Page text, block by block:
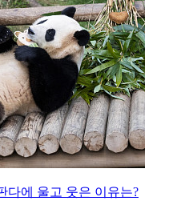
다에 울고 웃은 이유는?